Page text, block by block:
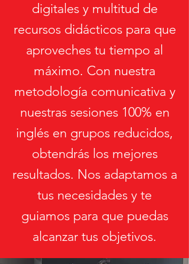
digitales y multitud de
recursos didácticos para que
aproveches tu tiempo al
máximo. Con nuestra
metodología comunicativa y
nuestras sesiones 100% en
inglés en grupos reducidos,
obtendrás los mejores
resultados. Nos adaptamos a
tus necesidades y te
guiamos para que puedas
alcanzar tus objetivos.